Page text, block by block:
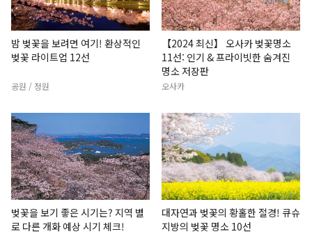
밤 벚꽃을 보려면 여기! 환상적인
벚꽃 라이트업 12선
공원 / 정원
【2024 최신】 오사카 벚꽃명소
11선: 인기 & 프라이빗한 숨겨진
명소 저장판
오사카
벚꽃을 보기 좋은 시기는? 지역 별
로 다른 개화 예상 시기 체크!
대자연과 벚꽃의 황홀한 절경! 큐슈
지방의 벚꽃 명소 10선